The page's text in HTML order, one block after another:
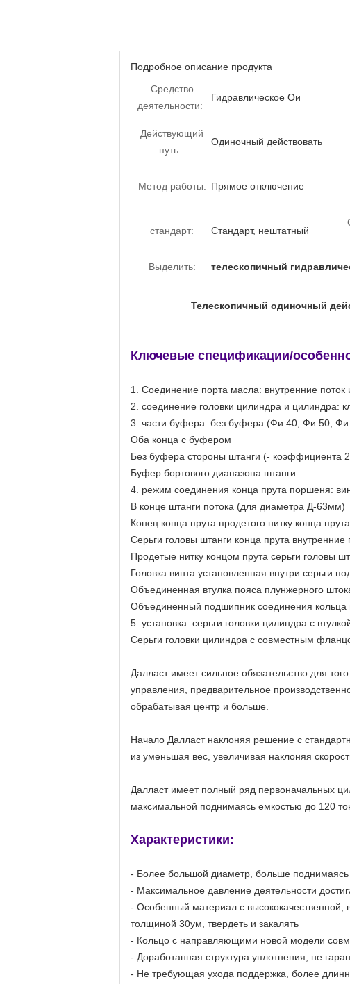
Подробное описание продукта
Средство
деятельности:
Гидравлическое Ои
Действующий
путь:
Одиночный действовать
Метод работы: Прямое отключение
стандарт: Стандарт, нештатный
Выделить: телескопичный
Телескопичный одиночный
Ключевые спецификации/
1. Соединение порта масла: внутренние
2. соединение головки цилиндра и
3. части буфера: без буфера (Фи 40, Фи 50,
Оба конца с буфером
Без буфера стороны штанги (- коэффициента
Буфер бортового диапазона штанги
4. режим соединения конца прута поршеня:
В конце штанги потока (для диаметра Д-63мм)
Конец конца прута продетого нитку конца
Серьги головы штанги конца прута внутренние
Продетые нитку концом прута серьги головы
Головка винта установленная внутри серьги
Объединенная втулка пояса плунжерного
Объединенный подшипник соединения кольца
5. установка: серьги головки цилиндра с
Серьги головки цилиндра с совместным
Далласт имеет сильное обязательство для
управления, предварительное
обрабатывая центр и больше.
Начало Далласт наклоняя решение с
из уменьшая вес, увеличивая наклоняя
Далласт имеет полный ряд первоначальных
максимальной поднимаясь емкостью до 120
Характеристики:
- Более большой диаметр, больше поднимаясь
- Максимальное давление деятельности
- Особенный материал с
толщиной 30ум, твердеть и закалять
- Кольцо с направляющими новой модели
- Доработанная структура уплотнения, не
- Не требующая ухода поддержка, более